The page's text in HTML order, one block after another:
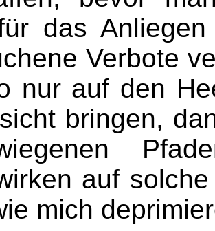
das
Verbote
nur auf den
bringen,
auf
mich